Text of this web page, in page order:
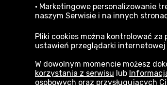
Formy płatności
Zakupy na raty
Dostawa - koszt i opcje
FAQ
• Marketingowe personalizowanie
naszym Serwisie i na innych
Pliki cookies można kontrolować
ustawień przeglądarki
W dowolnym momencie możesz
korzystania z serwisu lub
osobowych oraz przysługujących